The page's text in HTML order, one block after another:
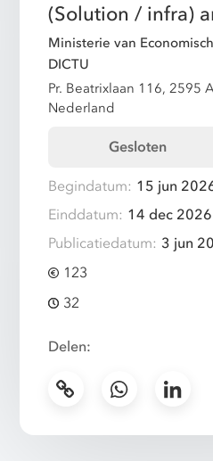
(Solution / infra)
Ministerie van
DICTU
Pr. Beatrixlaan 116, 2595
Nederland
Gesloten
Begindatum: 15 jun
Einddatum: 14 dec 2026
Publicatiedatum: 3 jun
123
32
Delen: